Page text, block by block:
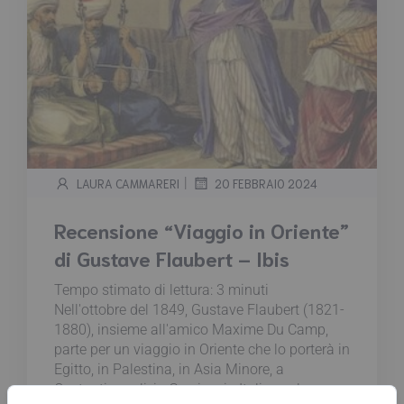
LAURA CAMMARERI | 20 FEBBRAIO 2024
Recensione “Viaggio in Oriente”
di Gustave Flaubert – Ibis
Tempo stimato di lettura: 3 minuti
Nell'ottobre del 1849, Gustave Flaubert (1821-
1880), insieme all'amico Maxime Du Camp,
parte per un viaggio in Oriente che lo porterà in
Egitto, in Palestina, in Asia Minore, a
Costantinopoli, in Grecia e in Italia: un lungo